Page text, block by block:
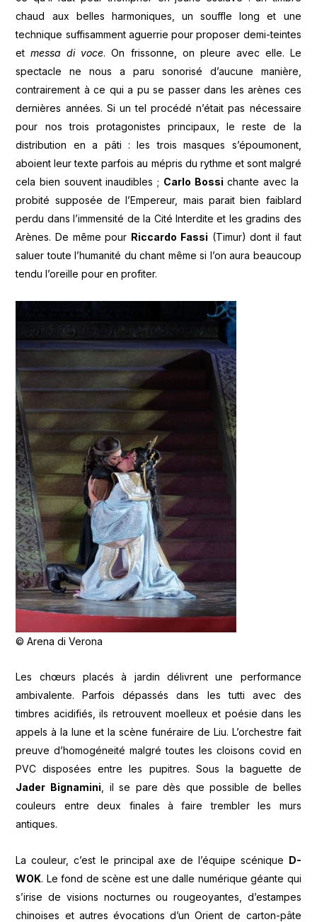
chaud aux belles harmoniques, un souffle long et une
technique suffisamment aguerrie pour proposer demi-teintes
etmessa di voce. On frissonne, on pleure avec elle. Le
spectacle ne nous a paru sonorisé d’aucune manière,
contrairement à ce qui a pu se passer dans les arènes ces
dernières années. Si un tel procédé n’était pas nécessaire
pour nos trois protagonistes principaux, le reste de la
distribution en a pâti : les trois masques s’époumonent,
aboient leur texte parfois au mépris du rythme et sont malgré
cela bien souvent inaudibles ; Carlo Bossi chante avec la
probité supposée de l’Empereur, mais parait bien faiblard
perdu dans l’immensité de la Cité Interdite et les gradins des
Arènes. De même pour Riccardo Fassi (Timur) dont il faut
saluer toute l’humanité du chant même si l’on aura beaucoup
tendu l’oreille pour en profiter.
© Arena di Verona
Les chœurs placés à jardin délivrent une performance
ambivalente. Parfois dépassés dans les tutti avec des
timbres acidifiés, ils retrouvent moelleux et poésie dans les
appels à la lune et la scène funéraire de Liu. L’orchestre fait
preuve d’homogéneité malgré toutes les cloisons covid en
PVC disposées entre les pupitres. Sous la baguette de
Jader Bignamini, il se pare dès que possible de belles
couleurs entre deux finales à faire trembler les murs
antiques.
La couleur, c’est le principal axe de l’équipe scénique D-
WOK. Le fond de scène est une dalle numérique géante qui
s’irise de visions nocturnes ou rougeoyantes, d’estampes
chinoises et autres évocations d’un Orient de carton-pâte